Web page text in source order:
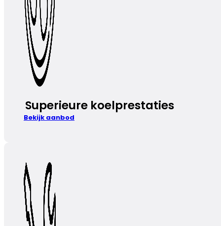
Superieure koelprestaties
Bekijk aanbod